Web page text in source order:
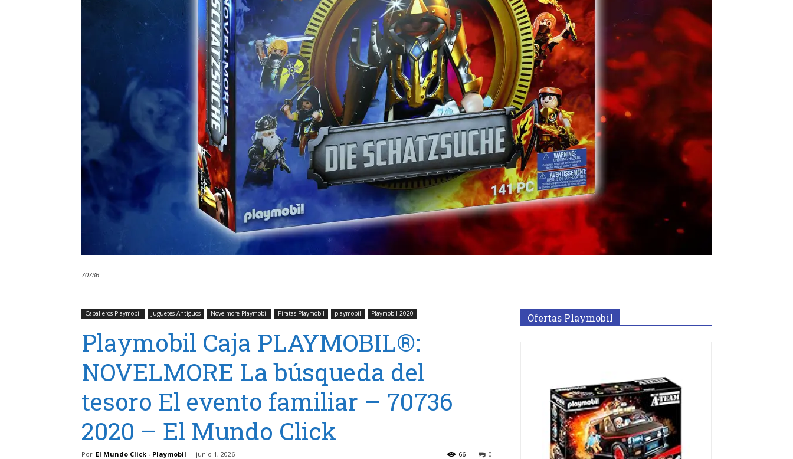
70736
Caballeros Playmobil Juguetes Antiguos Novelmore Playmobil Piratas Playmobil playmobil Playmobil 2020
Playmobil Caja PLAYMOBIL®:
NOVELMORE La búsqueda del
tesoro El evento familiar – 70736
2020 – El Mundo Click
Por El Mundo Click - Playmobil - junio 1, 2026 0
66
Ofertas Playmobil